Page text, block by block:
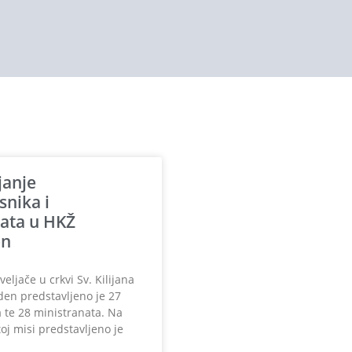
i
u HKŽ
u crkvi Sv. Kilijana
predstavljeno je 27
te 28 ministranata. Na
misi predstavljeno je